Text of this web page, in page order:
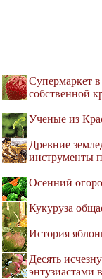
Супермаркет
собственной
Ученые из
Древние
инструменты
Осенний
Кукуруза
История
Десять